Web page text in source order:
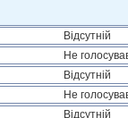
Відсутній
Не
Відсутній
Не
Відсутній